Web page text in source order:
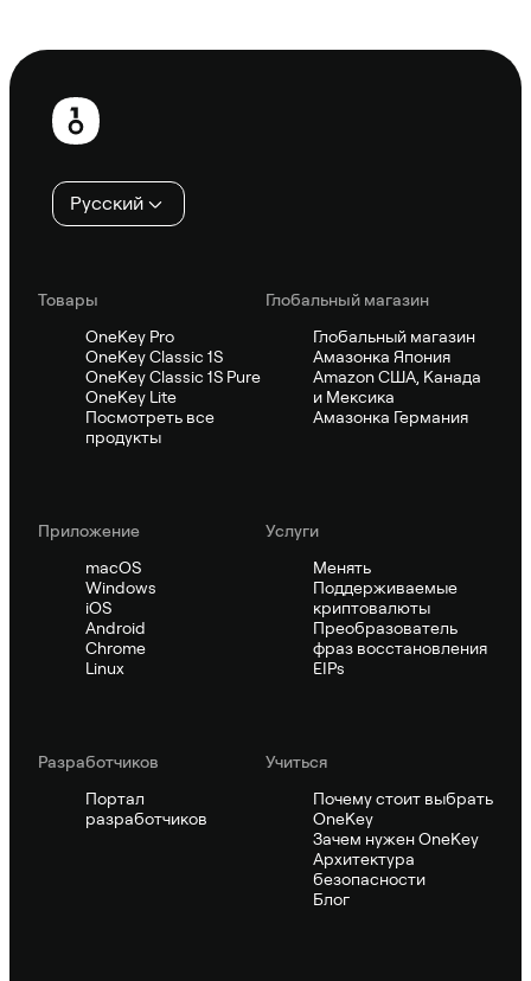
Нижний
колонтитул
Русский
Товары
OneKey Pro
OneKey Classic 1S
OneKey Classic 1S Pure
OneKey Lite
Посмотреть все
продукты
Глобальный магазин
Глобальный магазин
Амазонка Япония
Amazon США, Канада
и Мексика
Амазонка Германия
Приложение
macOS
Windows
iOS
Android
Chrome
Linux
Услуги
Менять
Поддерживаемые
криптовалюты
Преобразователь
фраз восстановления
EIPs
Pазработчиков
Портал
разработчиков
Учиться
Почему стоит выбрать
OneKey
Зачем нужен OneKey
Архитектура
безопасности
Блог